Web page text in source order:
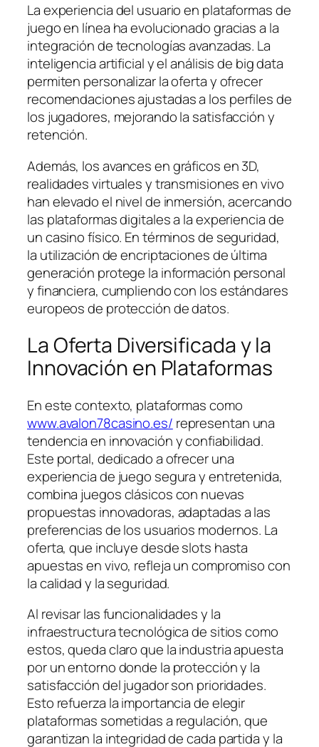
La experiencia del usuario en plataformas de
juego en línea ha evolucionado gracias a la
integración de tecnologías avanzadas. La
inteligencia artificial y el análisis de big data
permiten personalizar la oferta y ofrecer
recomendaciones ajustadas a los perfiles de
los jugadores, mejorando la satisfacción y
retención.
Además, los avances en gráficos en 3D,
realidades virtuales y transmisiones en vivo
han elevado el nivel de inmersión, acercando
las plataformas digitales a la experiencia de
un casino físico. En términos de seguridad,
la utilización de encriptaciones de última
generación protege la información personal
y financiera, cumpliendo con los estándares
europeos de protección de datos.
La Oferta Diversificada y la
Innovación en Plataformas
En este contexto, plataformas como
www.avalon78casino.es/ representan una
tendencia en innovación y confiabilidad.
Este portal, dedicado a ofrecer una
experiencia de juego segura y entretenida,
combina juegos clásicos con nuevas
propuestas innovadoras, adaptadas a las
preferencias de los usuarios modernos. La
oferta, que incluye desde slots hasta
apuestas en vivo, refleja un compromiso con
la calidad y la seguridad.
Al revisar las funcionalidades y la
infraestructura tecnológica de sitios como
estos, queda claro que la industria apuesta
por un entorno donde la protección y la
satisfacción del jugador son prioridades.
Esto refuerza la importancia de elegir
plataformas sometidas a regulación, que
garantizan la integridad de cada partida y la